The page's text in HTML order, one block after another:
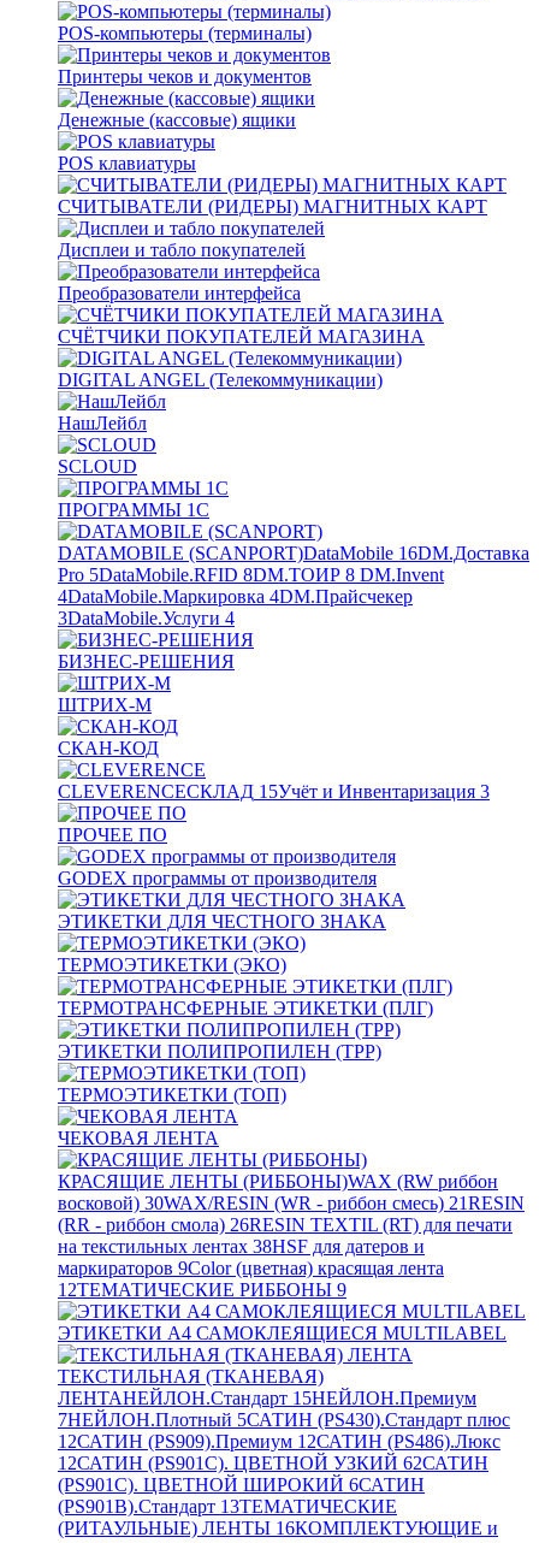
POS-компьютеры (терминалы)
Принтеры чеков и документов
Денежные (кассовые) ящики
POS клавиатуры
СЧИТЫВАТЕЛИ (РИДЕРЫ) МАГНИТНЫХ КАРТ
Дисплеи и табло покупателей
Преобразователи интерфейса
СЧЁТЧИКИ ПОКУПАТЕЛЕЙ МАГАЗИНА
DIGITAL ANGEL (Телекоммуникации)
НашЛейбл
SCLOUD
ПРОГРАММЫ 1С
DATAMOBILE (SCANPORT)DataMobile 16DM.Доставка
Pro 5DataMobile.RFID 8DM.ТОИР 8 DM.Invent
4DataMobile.Маркировка 4DM.Прайсчекер
3DataMobile.Услуги 4
БИЗНЕС-РЕШЕНИЯ
ШТРИХ-М
СКАН-КОД
CLEVERENCEСКЛАД 15Учёт и Инвентаризация 3
ПРОЧЕЕ ПО
GODEX программы от производителя
ЭТИКЕТКИ ДЛЯ ЧЕСТНОГО ЗНАКА
ТЕРМОЭТИКЕТКИ (ЭКО)
ТЕРМОТРАНСФЕРНЫЕ ЭТИКЕТКИ (ПЛГ)
ЭТИКЕТКИ ПОЛИПРОПИЛЕН (TPP)
ТЕРМОЭТИКЕТКИ (ТОП)
ЧЕКОВАЯ ЛЕНТА
КРАСЯЩИЕ ЛЕНТЫ (РИББОНЫ)WAX (RW риббон
восковой) 30WAX/RESIN (WR - риббон смесь) 21RESIN
(RR - риббон смола) 26RESIN TEXTIL (RT) для печати
на текстильных лентах 38HSF для датеров и
маркираторов 9Color (цветная) красящая лента
12ТЕМАТИЧЕСКИЕ РИББОНЫ 9
ЭТИКЕТКИ А4 САМОКЛЕЯЩИЕСЯ MULTILABEL
ТЕКСТИЛЬНАЯ (ТКАНЕВАЯ)
ЛЕНТАНЕЙЛОН.Стандарт 15НЕЙЛОН.Премиум
7НЕЙЛОН.Плотный 5САТИН (PS430).Стандарт плюс
12САТИН (PS909).Премиум 12САТИН (PS486).Люкс
12САТИН (PS901C). ЦВЕТНОЙ УЗКИЙ 62САТИН
(PS901C). ЦВЕТНОЙ ШИРОКИЙ 6САТИН
(PS901B).Стандарт 13ТЕМАТИЧЕСКИЕ
(РИТАУЛЬНЫЕ) ЛЕНТЫ 16КОМПЛЕКТУЮЩИЕ и